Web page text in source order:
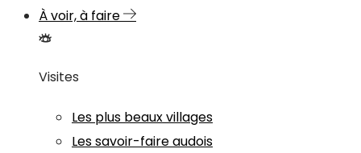
À voir, à faire
Visites
Les plus beaux villages
Les savoir-faire audois